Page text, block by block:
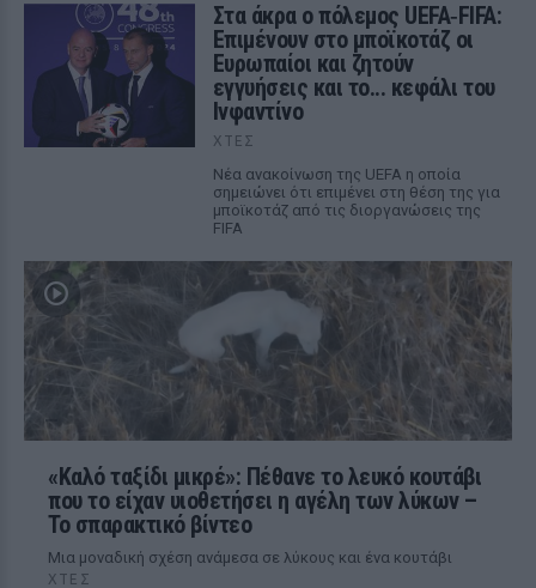
Στα άκρα ο πόλεμος UEFA‑FIFA:
Επιμένουν στο μποϊκοτάζ οι
Ευρωπαίοι και ζητούν
εγγυήσεις και το... κεφάλι του
Ινφαντίνο
ΧΤΕΣ
Νέα ανακοίνωση της UEFA η οποία
σημειώνει ότι επιμένει στη θέση της για
μποϊκοτάζ από τις διοργανώσεις της
FIFA
«Καλό ταξίδι μικρέ»: Πέθανε το λευκό κουτάβι
που το είχαν υιοθετήσει η αγέλη των λύκων –
Το σπαρακτικό βίντεο
Μια μοναδική σχέση ανάμεσα σε λύκους και ένα κουτάβι
ΧΤΕΣ